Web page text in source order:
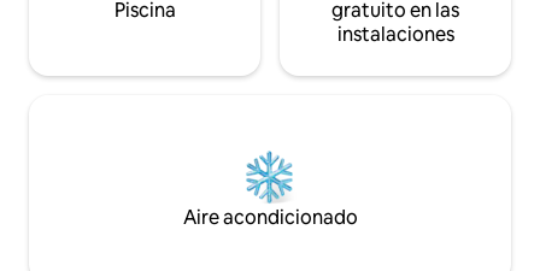
Piscina
gratuito en las
instalaciones
Aire acondicionado